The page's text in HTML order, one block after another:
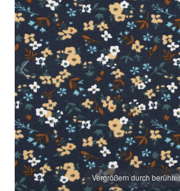
Vergrößern durch